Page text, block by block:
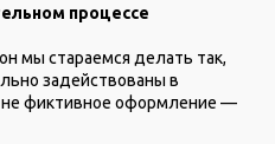
процессе
мы стараемся делать так,
задействованы в
не фиктивное оформление —